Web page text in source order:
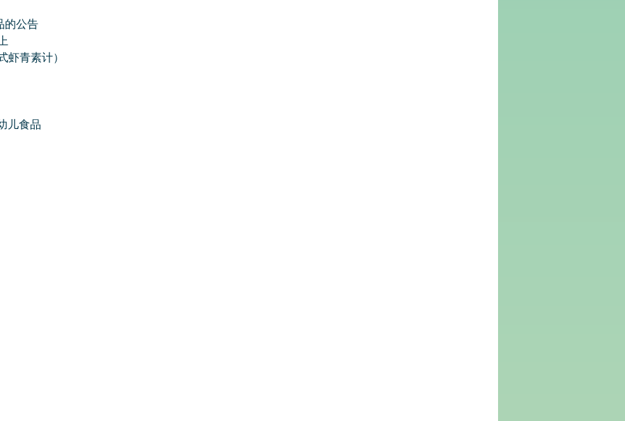
的公告
虾青素计）
儿食品